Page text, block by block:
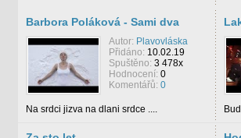
Barbora Poláková - Sami dva
Autor: Plavovláska
Přidáno: 10.02.19
Spuštěno: 3 478x
Hodnocení: 0
Komentářů: 0
Na srdci jizva na dlani srdce ....